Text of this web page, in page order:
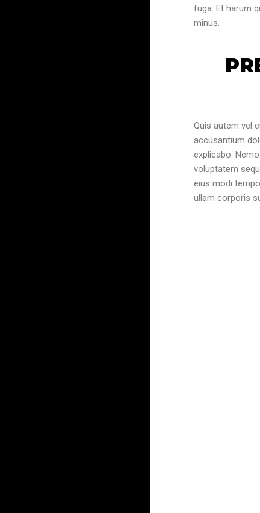
fuga. Et harum
minus.
Quis autem vel
accusantium
explicabo.
voluptatem
eius modi
ullam corporis